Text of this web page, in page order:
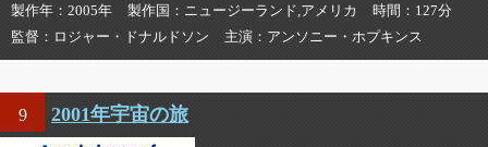
製作年 2005年 製作国 ニュージーランド,アメリカ 時間
127分
監督
ロジャー・ドナルドソン 主演 アンソニー・ホプキンス
9 2001年宇宙の旅